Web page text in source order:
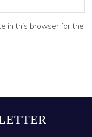
in this browser for the